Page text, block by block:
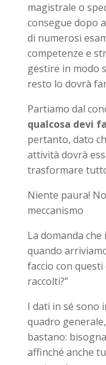
magistrale o
consegue dopo
di numerosi
competenze e
gestire in modo
resto lo dovrà
Partiamo dal
qualcosa devi
pertanto, dato
attività dovrà
trasformare
Niente paura!
meccanismo
La domanda
quando
faccio con
raccolti?”
I dati in sé sono
quadro
bastano:
affinché anche